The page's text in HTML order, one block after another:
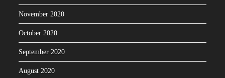
November 2020
October 2020
September 2020
August 2020